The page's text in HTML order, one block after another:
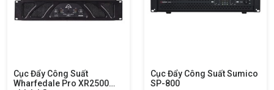
Cục Đẩy Công Suất
Wharfedale Pro XR2500
Cục Đẩy Công Suất Sumico
SP-800